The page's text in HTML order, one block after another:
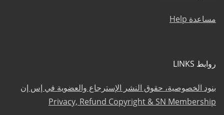
مساعدة Help
روابط LINKS
بنود الخصوصية، حقوق النشر الإسترجاع والعضوية في إس إن
Privacy, Refund Copyright & SN Membership